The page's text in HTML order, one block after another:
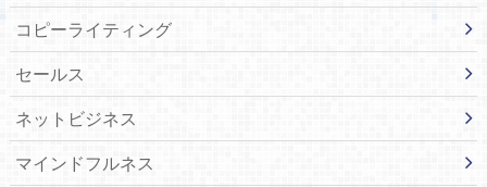
コピーライティング
セールス
ネットビジネス
マインドフルネス